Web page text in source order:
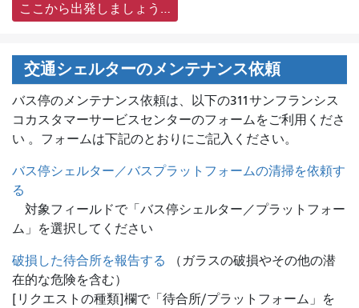
ここから出発しましょう…
交通シェルターのメンテナンス依頼
バス停のメンテナンス依頼は、 以下の311サンフランシス
コカスタマーサービスセンターのフォームをご利用くださ
い 。フォームは下記のとおりにご記入ください。
バス停シェルター／バスプラットフォームの清掃を依頼す
る
対象フィールドで「バス停シェルター／プラットフォー
ム」を選択してください
破損した待合所を報告する
（ガラスの破損やその他の潜
在的な危険を含む）
[リクエストの種類]欄で「待合所/プラットフォーム」を